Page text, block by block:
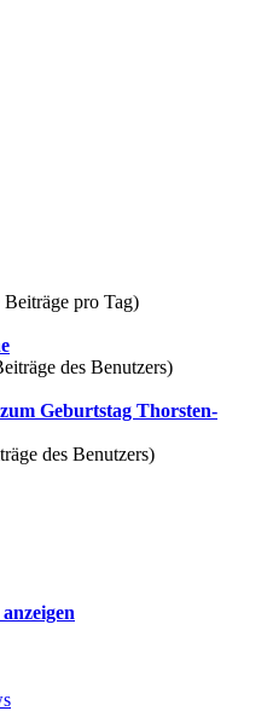
pro Tag)
des Benutzers)
Geburtstag Thorsten-
des Benutzers)